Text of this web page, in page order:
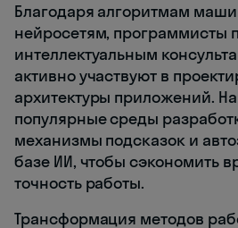
Благодаря алгоритмам
нейросетям, программисты
интеллектуальным
активно участвуют в
архитектуры приложений.
популярные среды
механизмы подсказок и
базе ИИ, чтобы сэкономить
точность работы.
Трансформация методов